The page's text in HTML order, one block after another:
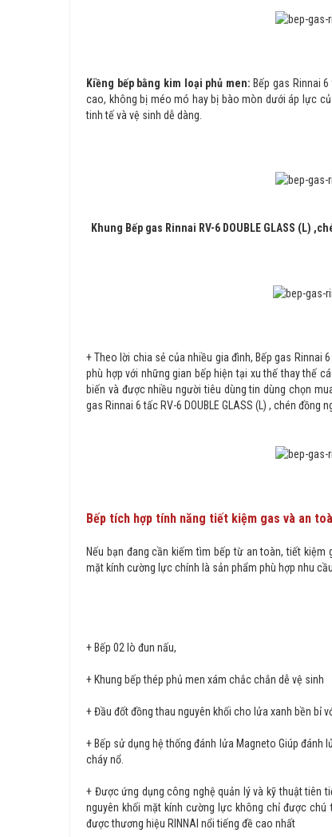
Kiềng bếp bằng kim loại phủ men: Bếp gas Rinnai
cao, không bị méo mó hay bị bào mòn dưới áp lực
tinh tế và vệ sinh dễ dàng.
Khung Bếp gas Rinnai RV-6 DOUBLE GLASS (L)
+ Theo lời chia sẻ của nhiều gia đình, Bếp gas Rinnai
phù hợp với những gian bếp hiện tại xu thế thay thế
biến và được nhiều người tiêu dùng tin dùng chọn
gas Rinnai 6 tấc RV-6 DOUBLE GLASS (L) , chén đồng
Bếp tích hợp tính năng tiết kiệm gas và an
Nếu bạn đang cần kiếm tìm bếp từ an toàn, tiết kiệm
mặt kính cường lực chính là sản phẩm phù hợp nhu
+ Bếp 02 lò đun nấu,
+ Khung bếp thép phủ men xám chắc chắn dễ vệ sinh
+ Đầu đốt đồng thau nguyên khối cho lửa xanh bền bỉ
+ Bếp sử dụng hệ thống đánh lửa Magneto Giúp
cháy nổ.
+ Được ứng dụng công nghệ quản lý và kỹ thuật tiên
nguyên khối mặt kính cường lực không chỉ được
được thương hiệu RINNAI nổi tiếng đề cao nhất